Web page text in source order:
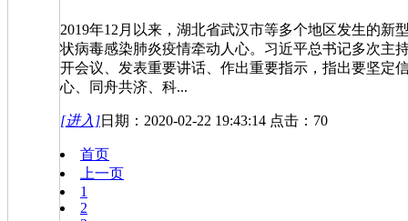
2019年12月以来，湖北省武汉市等多个地区发生的新
状病毒感染肺炎疫情牵动人心。习近平总书记多次主
开会议、发表重要讲话、作出重要指示，指出要坚定
心、同舟共济、科...
[进入]日期：2020-02-22 19:43:14 点击：70
首页
上一页
1
2